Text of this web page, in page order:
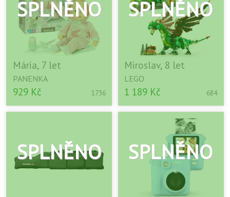
Mária, 7 let
PANENKA
929 Kč 1736
Miroslav, 8 let
LEGO
1 189 Kč 684